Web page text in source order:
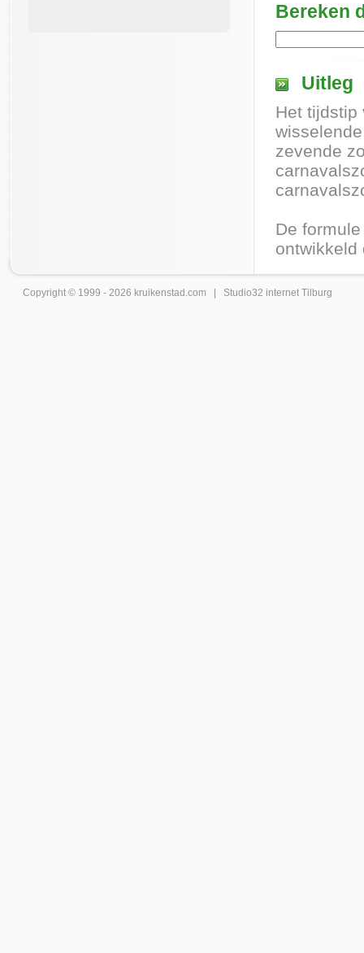
Bereken
Uitleg
Het tijdstip
zevende
De
ontwikkeld
Copyright © 1999 - 2026 kruikenstad .com | Studio32 internet Tilburg